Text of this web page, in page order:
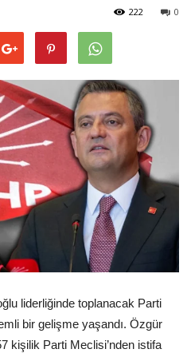
0
222
liderliğinde toplanacak Parti
bir gelişme yaşandı. Özgür
kişilik Parti Meclisi’nden istifa